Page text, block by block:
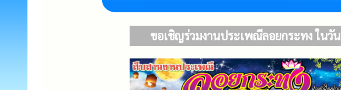
ขอเชิญร่วมงานประเพณีลอยกระทง ใน